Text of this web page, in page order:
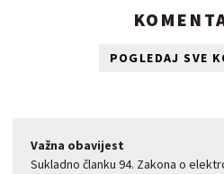
POGLEDAJ SVE
Važna obavijest
Sukladno članku 94. Zakona o